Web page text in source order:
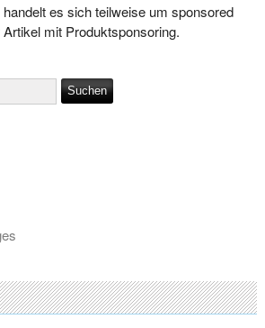
es sich teilweise um sponsored
mit Produktsponsoring.